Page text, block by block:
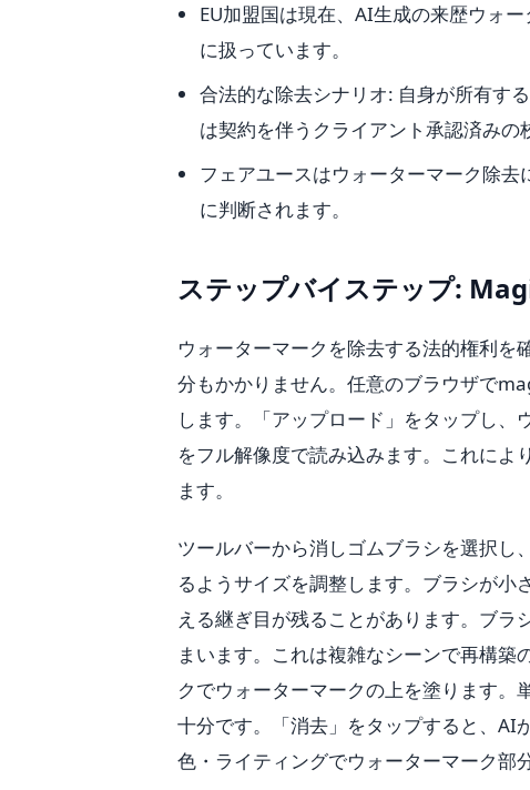
EU加盟国は現在、AI生成の来歴ウォ
に扱っています。
合法的な除去シナリオ: 自身が所有す
は契約を伴うクライアント承認済みの
フェアユースはウォーターマーク除
に判断されます。
ステップバイステップ:
ウォーターマークを除去する法的権利を
分もかかりません。任意のブラウザで
します。「アップロード」をタップし
をフル解像度で読み込みます。これによ
ます。
ツールバーから消しゴムブラシを選択し
るようサイズを調整します。ブラシが
える継ぎ目が残ることがあります。ブ
まいます。これは複雑なシーンで再構
クでウォーターマークの上を塗ります
十分です。「消去」をタップすると、AI
色・ライティングでウォーターマーク部